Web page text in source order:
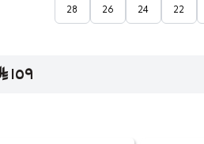
22
24
26
28
١٥٩